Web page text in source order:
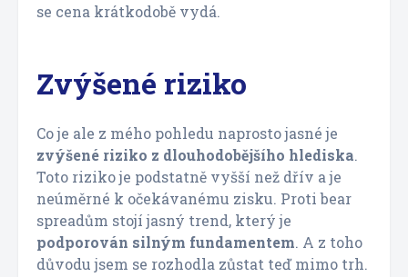
se cena krátkodobě vydá.
Zvýšené riziko
Co je ale z mého pohledu naprosto jasné je
zvýšené riziko z dlouhodobějšího hlediska.
Toto riziko je podstatně vyšší než dřív a je
neúměrné k očekávanému zisku. Proti bear
spreadům stojí jasný trend, který je
podporován silným fundamentem. A z toho
důvodu jsem se rozhodla zůstat teď mimo trh.